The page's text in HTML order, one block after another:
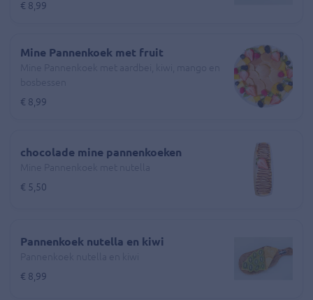
€ 8,99
Mine Pannenkoek met fruit
€ 8,99
chocolade mine pannenkoeken
€ 5,50
Pannenkoek nutella en kiwi
€ 8,99